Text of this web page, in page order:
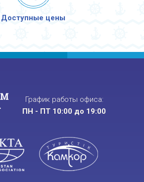
Доступные цены
График работы офиса:
ПН - ПТ 10:00 до 19:00